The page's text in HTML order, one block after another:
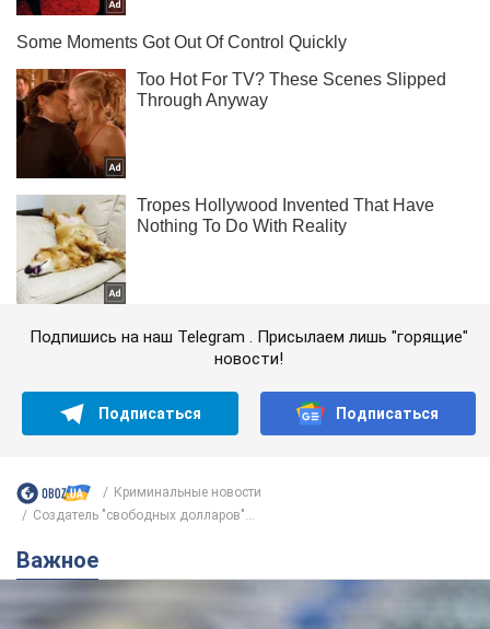
Подпишись на наш Telegram . Присылаем лишь "горящие"
новости!
Подписаться Подписаться
Криминальные новости
Создатель "свободных долларов"...
Важное